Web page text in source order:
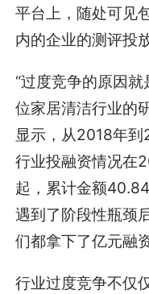
平台上，随处可见
内的企业的测评投放
“过度竞争的原因
位家居清洁行业的
显示，从2018年
行业投融资情况在
起，累计金额
遇到了阶段性瓶颈
们都拿下了亿元融资
行业过度竞争不仅